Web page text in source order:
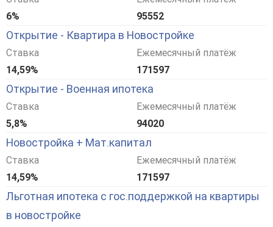
6%
95552
Открытие - Квартира в Новостройке
Ставка
14,59%
Ежемесячный платёж
171597
Открытие - Военная ипотека
Ставка
5,8%
Ежемесячный платёж
94020
Новостройка + Мат.капитал
Ставка
14,59%
Ежемесячный платёж
171597
Льготная ипотека с гос.поддержкой на квартиры
в новостройке